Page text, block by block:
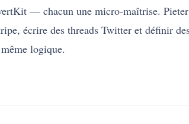
— chacun une micro-maîtrise.
écrire des threads Twitter et définir
logique.